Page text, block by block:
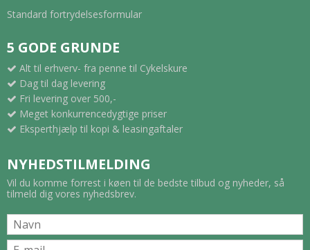
Standard fortrydelsesformular
5 GODE GRUNDE
Alt til erhverv- fra penne til Cykelskure
Dag til dag levering
Fri levering over 500,-
Meget konkurrencedygtige priser
Eksperthjælp til kopi & leasingaftaler
NYHEDSTILMELDING
Vil du komme forrest i køen til de bedste tilbud og nyheder, så
tilmeld dig vores nyhedsbrev.